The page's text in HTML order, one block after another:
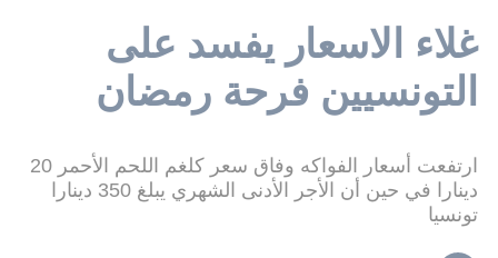
غلاء الاسعار يفسد على
التونسيين فرحة رمضان
ارتفعت أسعار الفواكه وفاق سعر كلغم اللحم الأحمر 20
دينارا في حين أن الأجر الأدنى الشهري يبلغ 350 دينارا
تونسيا